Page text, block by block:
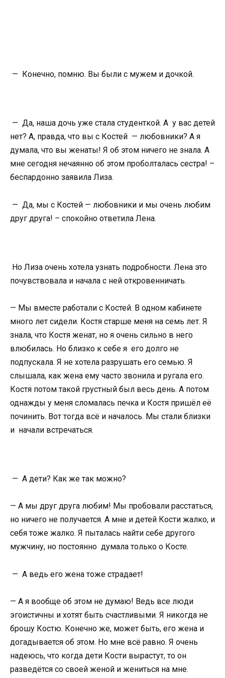
— Конечно, помню. Вы были с мужем и дочкой.
— Да, наша дочь уже стала студенткой. А у вас детей
нет? А, правда, что вы с Костей — любовники? А я
думала, что вы женаты! Я об этом ничего не знала. А
мне сегодня нечаянно об этом проболталась сестра! –
беспардонно заявила Лиза.
— Да, мы с Костей — любовники и мы очень любим
друг друга! – спокойно ответила Лена.
Но Лиза очень хотела узнать подробности. Лена это
почувствовала и начала с ней откровенничать.
— Мы вместе работали с Костей. В одном кабинете
много лет сидели. Костя старше меня на семь лет. Я
знала, что Костя женат, но я очень сильно в него
влюбилась. Но близко к себе я его долго не
подпускала. Я не хотела разрушать его семью. Я
слышала, как жена ему часто звонила и ругала его.
Костя потом такой грустный был весь день. А потом
однажды у меня сломалась печка и Костя пришёл её
починить. Вот тогда всё и началось. Мы стали близки
и начали встречаться.
— А дети? Как же так можно?
— А мы друг друга любим! Мы пробовали расстаться,
но ничего не получается. А мне и детей Кости жалко, и
себя тоже жалко. Я пыталась найти себе другого
мужчину, но постоянно думала только о Косте.
— А ведь его жена тоже страдает!
— А я вообще об этом не думаю! Ведь все люди
эгоистичны и хотят быть счастливыми. Я никогда не
брошу Костю. Конечно же, может быть, его жена и
догадывается об этом. Но мне всё равно. Я очень
надеюсь, что когда дети Кости вырастут, то он
разведётся со своей женой и жениться на мне.